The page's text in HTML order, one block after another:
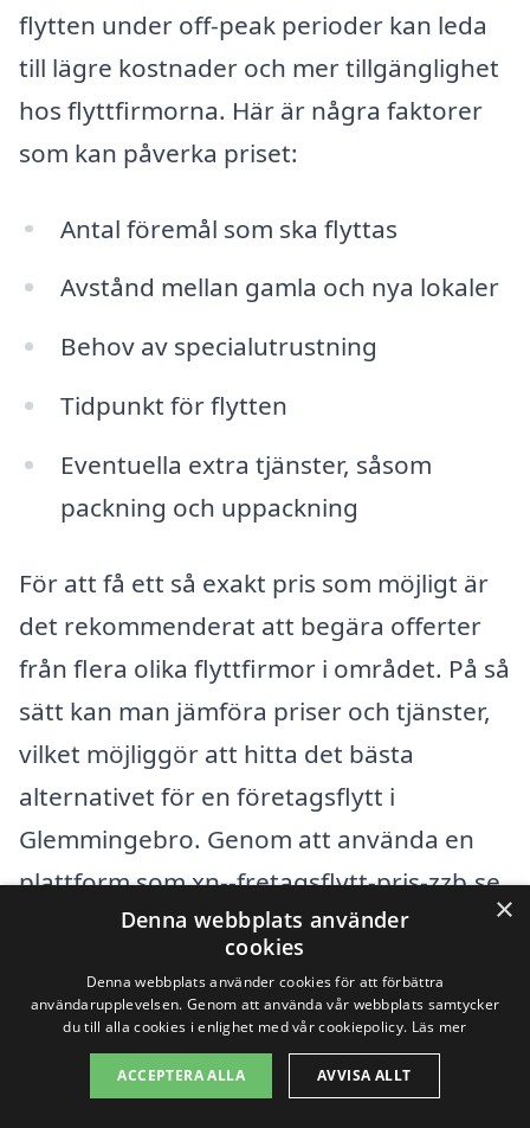
flytten under off-peak perioder kan leda
till lägre kostnader och mer tillgänglighet
hos flyttfirmorna. Här är några faktorer
som kan påverka priset:
Antal föremål som ska flyttas
Avstånd mellan gamla och nya lokaler
Behov av specialutrustning
Tidpunkt för flytten
Eventuella extra tjänster, såsom
packning och uppackning
För att få ett så exakt pris som möjligt är
det rekommenderat att begära offerter
från flera olika flyttfirmor i området. På så
sätt kan man jämföra priser och tjänster,
vilket möjliggör att hitta det bästa
alternativet för en företagsflytt i
Glemmingebro. Genom att använda en
plattform som xn--fretagsflytt-pris-zzb.se
görs det enkelt att samla in dessa offerter
och få en uppfattning om vad man kan
förvänta sig i termer av kostnad och
tjänster.
×
Denna webbplats använder
cookies
Denna webbplats använder cookies för att förbättra
användarupplevelsen. Genom att använda vår webbplats samtycker
du till alla cookies i enlighet med vår cookiepolicy. Läs mer
ACCEPTERA ALLA AVVISA ALLT